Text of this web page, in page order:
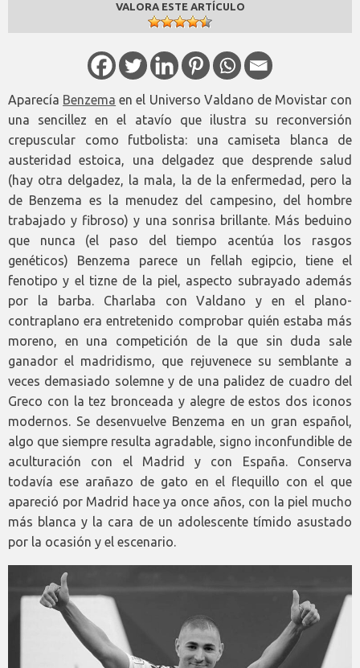
VALORA ESTE ARTÍCULO
Aparecía Benzema en el Universo Valdano de Movistar con
una sencillez en el atavío que ilustra su reconversión
crepuscular como futbolista: una camiseta blanca de
austeridad estoica, una delgadez que desprende salud
(hay otra delgadez, la mala, la de la enfermedad, pero la
de Benzema es la menudez del campesino, del hombre
trabajado y fibroso) y una sonrisa brillante. Más beduino
que nunca (el paso del tiempo acentúa los rasgos
genéticos) Benzema parece un fellah egipcio, tiene el
fenotipo y el tizne de la piel, aspecto subrayado además
por la barba. Charlaba con Valdano y en el plano-
contraplano era entretenido comprobar quién estaba más
moreno, en una competición de la que sin duda sale
ganador el madridismo, que rejuvenece su semblante a
veces demasiado solemne y de una palidez de cuadro del
Greco con la tez bronceada y alegre de estos dos iconos
modernos. Se desenvuelve Benzema en un gran español,
algo que siempre resulta agradable, signo inconfundible de
aculturación con el Madrid y con España. Conserva
todavía ese arañazo de gato en el flequillo con el que
apareció por Madrid hace ya once años, con la piel mucho
más blanca y la cara de un adolescente tímido asustado
por la ocasión y el escenario.